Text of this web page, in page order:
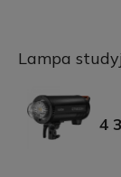
Lampa
4